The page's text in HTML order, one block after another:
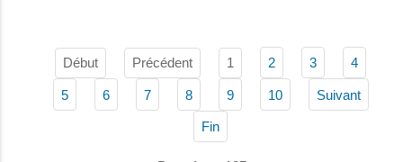
Début Précédent 1 2 3 4
5 6 7 8 9 10 Suivant
Fin